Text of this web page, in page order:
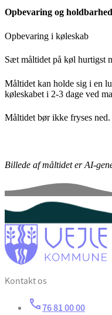
Opbevaring og holdbarhed
Opbevaring i køleskab
Sæt måltidet på køl hurtigst
Måltidet kan holde sig i en
køleskabet i 2-3 dage ved
Måltidet bør ikke fryses ned.
Billede af måltidet er AI-
Kontakt os
76 81 00 00